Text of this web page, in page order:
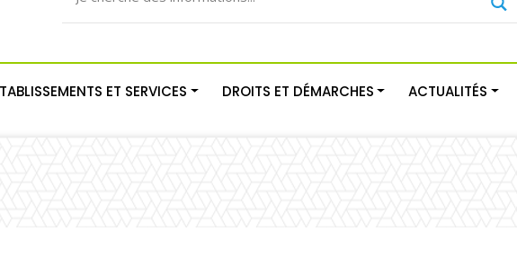
ET SERVICES DROITS ET DÉMARCHES ACTUALITÉS